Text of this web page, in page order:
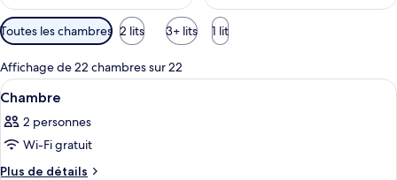
Filtres
disponibles
pour
les
chambres
Toutes les chambres 2 lits 3+ lits 1 lit
Affichage de 22 chambres sur 22
Afficher
toutes
les
photos
pour
Une salle de bain avec un grand
2
Chambre
2 personnes
Wi-Fi gratuit
Plus de détails
Plus